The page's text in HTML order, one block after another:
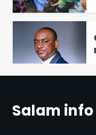
5
6
Salam info